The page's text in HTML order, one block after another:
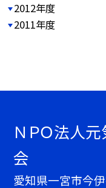
2012年度
2011年度
ＮＰＯ法人
会
愛知県一宮市今